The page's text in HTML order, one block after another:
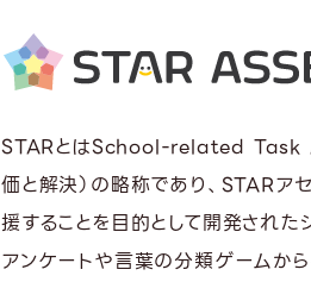
「STARアセスメ
STARとはSchool-related Task
価と解決）の略称であり、STARア
援することを目的として開発されたシ
アンケートや言葉の分類ゲームか